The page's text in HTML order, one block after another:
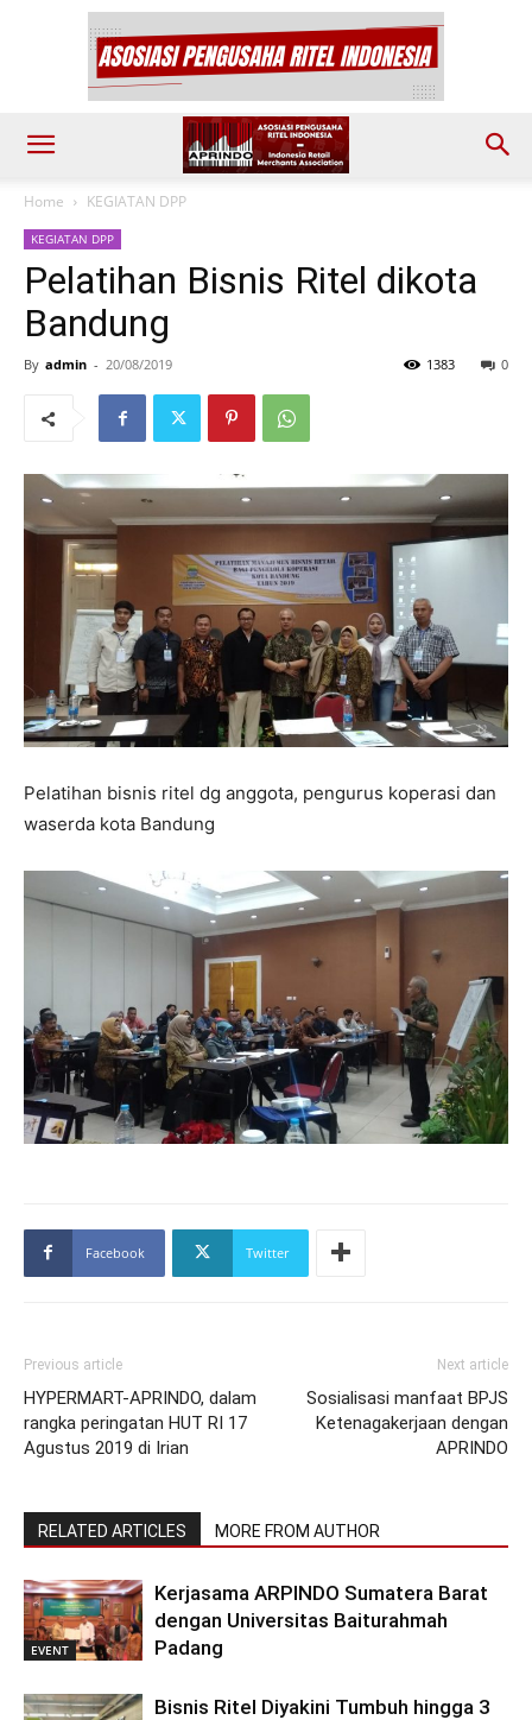
Home KEGIATAN DPP
KEGIATAN DPP
Pelatihan Bisnis Ritel dikota
Bandung
By admin - 20/08/2019 0
1383
Pelatihan bisnis ritel dg anggota, pengurus koperasi dan
waserda kota Bandung
Facebook Twitter
Previous article
HYPERMART-APRINDO, dalam
rangka peringatan HUT RI 17
Agustus 2019 di Irian
Next article
Sosialisasi manfaat BPJS
Ketenagakerjaan dengan
APRINDO
RELATED ARTICLES MORE FROM AUTHOR
EVENT
Kerjasama ARPINDO Sumatera Barat
dengan Universitas Baiturahmah
Padang
Bisnis Ritel Diyakini Tumbuh hingga 3